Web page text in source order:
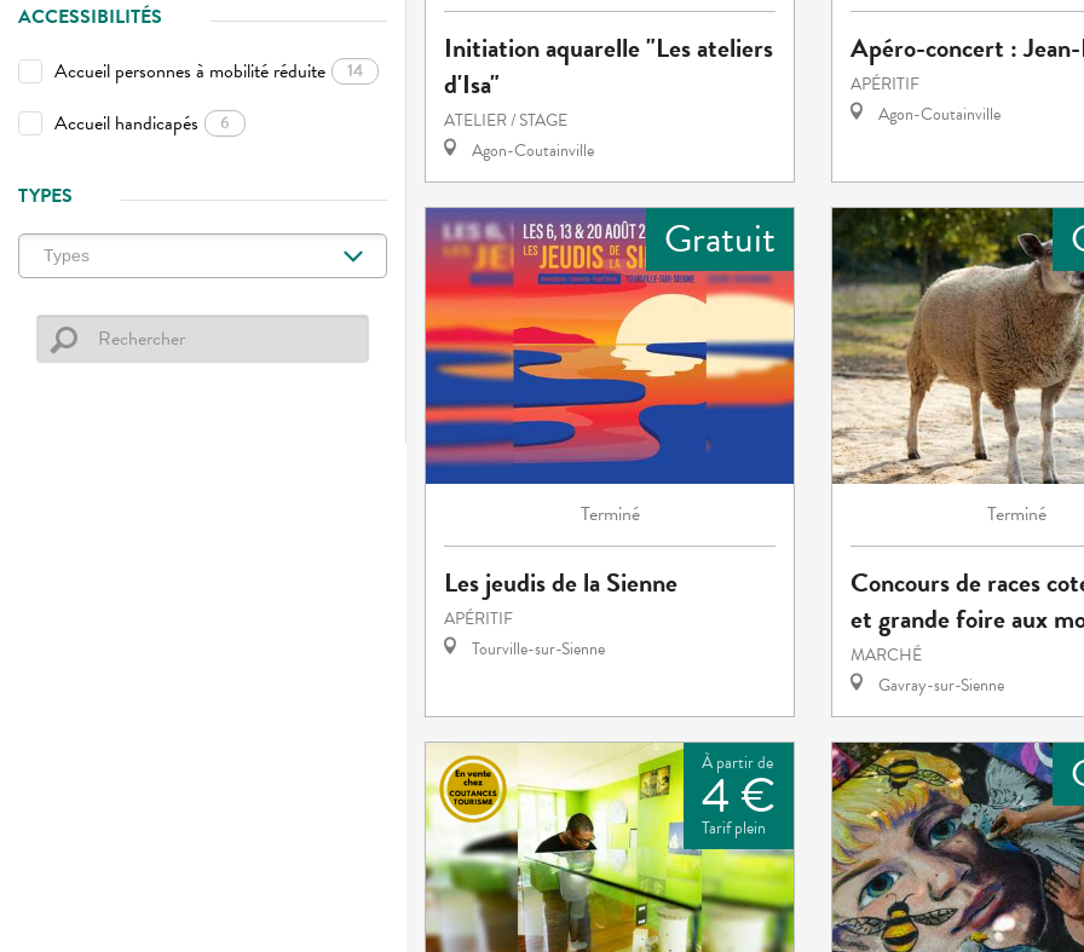
ACCESSIBILITÉS
Accueil personnes à mobilité réduite
14
Accueil handicapés 6
TYPES
Initiation aquarelle "Les ateliers
d'Isa"
ATELIER / STAGE
Agon-Coutainville
Apéro-concert :
APÉRITIF
Agon-Coutainville
Gratuit
Terminé
Les jeudis de la Sienne
APÉRITIF
Tourville-sur-Sienne
Terminé
Concours de races
et grande foire aux
MARCHÉ
Gavray-sur-Sienne
À partir de
4 €
Tarif plein